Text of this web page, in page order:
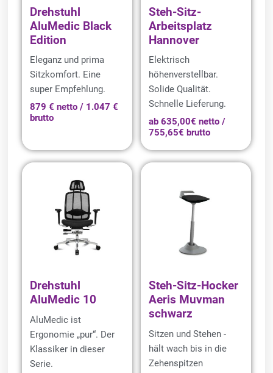
Drehstuhl
AluMedic Black
Edition
Eleganz und prima
Sitzkomfort. Eine
super Empfehlung.
879 € netto / 1.047 €
brutto
Steh-Sitz-
Arbeitsplatz
Hannover
Elektrisch
höhenverstellbar.
Solide Qualität.
Schnelle Lieferung.
ab 635,00€ netto /
755,65€ brutto
Drehstuhl
AluMedic 10
AluMedic ist
Ergonomie „pur“. Der
Klassiker in dieser
Serie.
Steh-Sitz-Hocker
Aeris Muvman
schwarz
Sitzen und Stehen -
hält wach bis in die
Zehenspitzen